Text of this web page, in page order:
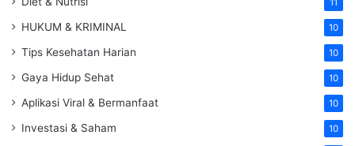
11
HUKUM & KRIMINAL 10
Tips Kesehatan Harian 10
Gaya Hidup Sehat 10
Aplikasi Viral & Bermanfaat 10
Investasi & Saham 10